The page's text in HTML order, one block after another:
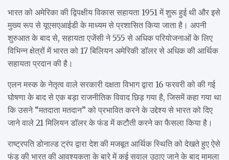
भारत को अमेरिका की द्विपक्षीय विकास सहायता 1951 में शुरू हुई थी और इसे
मुख्य रूप से यूएसएआईडी के माध्यम से प्रशासित किया जाता है। अपनी
शुरुआत के बाद से, सहायता एजेंसी ने 555 से अधिक परियोजनाओं के लिए
विभिन्न क्षेत्रों में भारत को 17 बिलियन अमेरिकी डॉलर से अधिक की आर्थिक
सहायता प्रदान की है।
एलन मस्क के नेतृत्व वाले सरकारी दक्षता विभाग द्वारा 16 फरवरी को की गई
घोषणा के बाद से एक बड़ा राजनीतिक विवाद छिड़ गया है, जिसमें कहा गया था
कि उसने “मतदाता मतदान” को प्रभावित करने के उद्देश्य से भारत को दिए
जाने वाले 21 मिलियन डॉलर के फंड में कटौती करने का फैसला किया है।
राष्ट्रपति डोनाल्ड ट्रंप द्वारा देश की मजबूत आर्थिक स्थिति को देखते हुए ऐसे
फंड की भारत की आवश्यकता के बारे में कई सवाल उठाए जाने के बाद मामला